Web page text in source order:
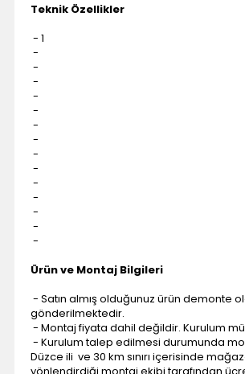
Teknik Özellikler
- 1
-
-
-
-
-
-
-
-
-
-
-
-
-
-
Ürün ve Montaj Bilgileri
- Satın almış olduğunuz ürün demonte
gönderilmektedir.
- Montaj fiyata dahil değildir. Kurulum
- Kurulum talep edilmesi durumunda
Düzce ili ve 30 km sınırı içerisinde